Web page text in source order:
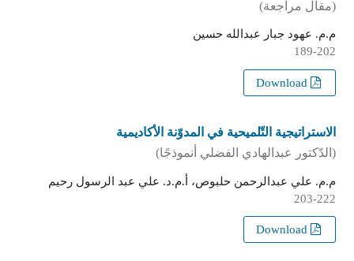
(مقال مراجعة)
م.م. عهود جبار عبدالله حسين
189-202
الاستراتيجية التّلميحية في المدوّنة الأكاديمية
(الدّكتور عبدالهادي الفضلي أنموذجًا)
م.م. علي عبدالرحمن حلبوص، أ.م.د. علي عبد الرسول رحيم
203-222